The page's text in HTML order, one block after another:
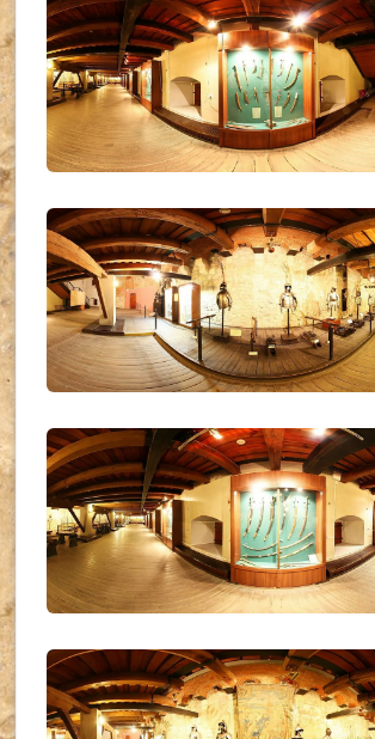
UKR_(05)
UKR_(06)
UKR_(07)
UKR_(08)